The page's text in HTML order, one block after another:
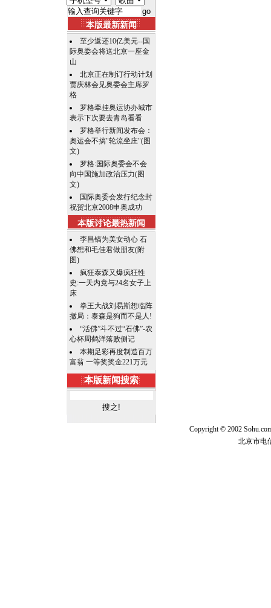
本版最新新闻
至少返还10亿美元--国
际奥委会将送北京一座金
山
北京正在制订行动计划
贾庆林会见奥委会主席罗
格
罗格牵挂奥运协办城市
表示下次要去青岛看看
罗格举行新闻发布会：
奥运会不搞"轮流坐庄"(图
文)
罗格:国际奥委会不会
向中国施加政治压力(图
文)
国际奥委会发行纪念封
祝贺北京2008申奥成功
本版讨论最热新闻
李昌镐为美女动心 石
佛想和毛佳君做朋友(附
图)
疯狂泰森又爆疯狂性
史:一天内竟与24名女子上
床
拳王大战刘易斯想临阵
撤局：泰森是狗而不是人!
“活佛”斗不过“石佛”-农
心杯周鹤洋落败侧记
本期足彩再度制造百万
富翁 一等奖奖金221万元
本版新闻搜索
Copyright © 2002
北京市电